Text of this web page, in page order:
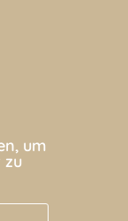
um